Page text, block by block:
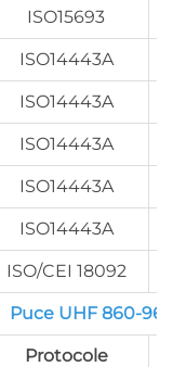
ISO15693
ISO14443A
ISO14443A
ISO14443A
ISO14443A
ISO14443A
ISO/CEI 18092
Puce UHF 860-
Protocole